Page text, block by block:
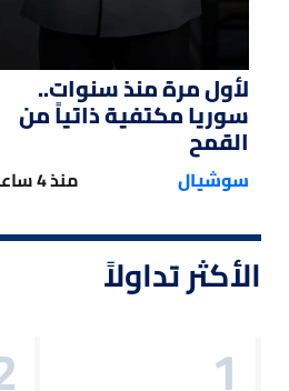
لأول مرة منذ سنوات..
سوريا مكتفية ذاتياً من
القمح
سوشيال منذ 4 ساعات
الأكثر تداولاً